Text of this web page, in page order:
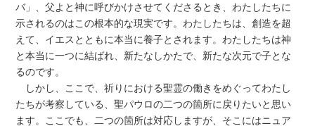
バ」、父よと神に呼びかけさせてくださるとき、わたしたちに
示されるのはこの根本的な現実です。わたしたちは、創造を超
えて、イエスとともに本当に養子とされます。わたしたちは神
と本当に一つに結ばれ、新たなしかたで、新たな次元で子とな
るのです。
しかし、ここで、祈りにおける聖霊の働きをめぐってわたし
たちが考察している、聖パウロの二つの箇所に戻りたいと思い
ます。ここでも、二つの箇所は対応しますが、そこにはニュア